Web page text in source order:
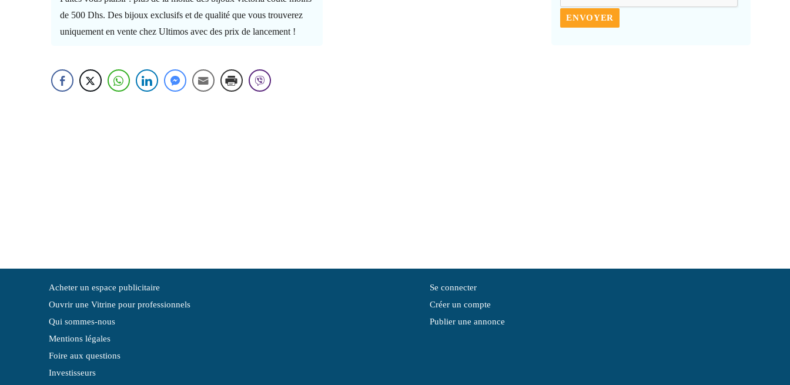
de 500 Dhs. Des bijoux exclusifs et de qualité que vous trouverez
uniquement en vente chez Ultimos avec des prix de lancement !
Acheter un espace publicitaire
Ouvrir une Vitrine pour professionnels
Qui sommes-nous
Mentions légales
Foire aux questions
Investisseurs
Se connecter
Créer un compte
Publier une annonce